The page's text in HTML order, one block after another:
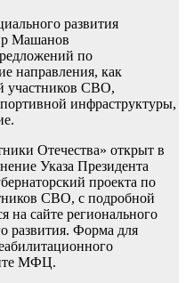
развития
Машанов
по
направления, как
участников СВО,
инфраструктуры,
Отечества» открыт в
Указа Президента
проекта по
СВО, с подробной
на сайте регионального
развития. Форма для
МФЦ.